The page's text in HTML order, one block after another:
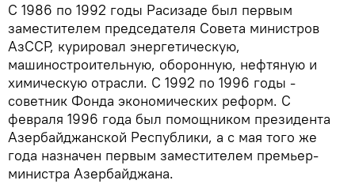
С 1986 по 1992 годы Расизаде был первым
заместителем председателя Совета министров
АзССР, курировал энергетическую,
машиностроительную, оборонную, нефтяную и
химическую отрасли. С 1992 по 1996 годы -
советник Фонда экономических реформ. С
февраля 1996 года был помощником президента
Азербайджанской Республики, а с мая того же
года назначен первым заместителем премьер-
министра Азербайджана.